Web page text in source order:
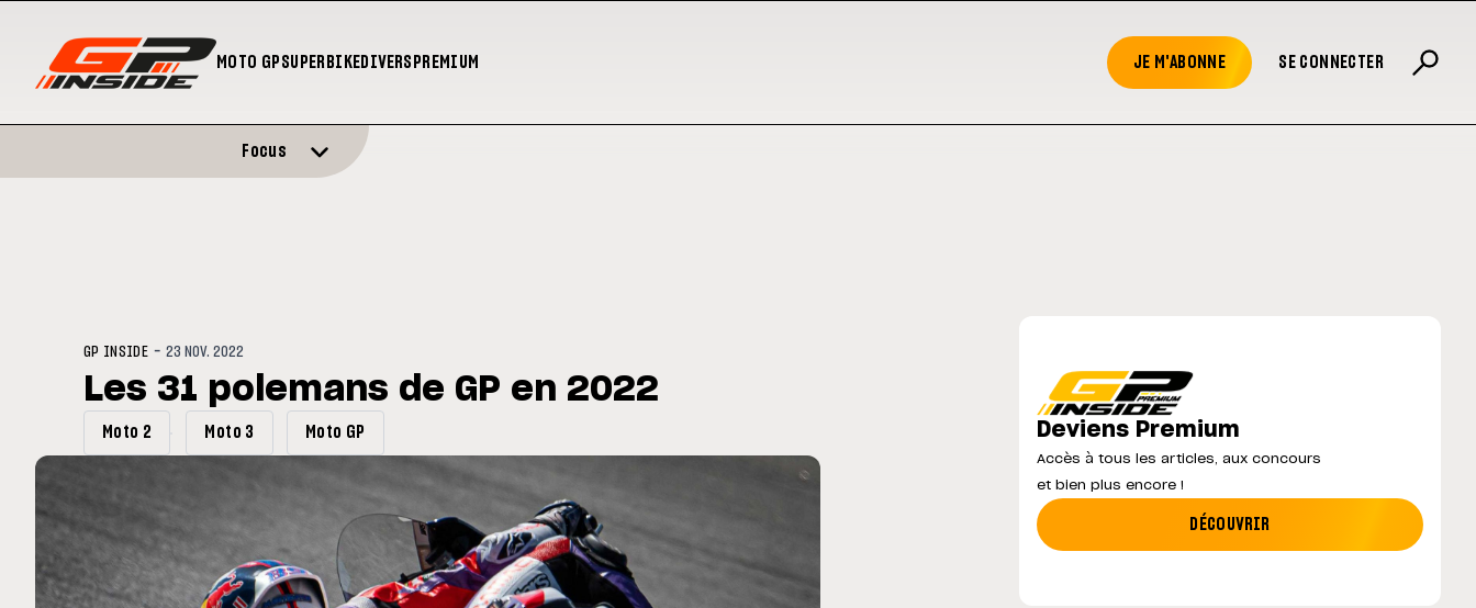
MOTO GPSUPERBIKEDIVERS PREMIUM JE M'ABONNE SE CONNECTER
club spécial dans
Silverstone : Horaires et Programme du GP de
Grande-Bretagne
Zarco évite l'opération et vise un retour en
MotoGP : les cinq constructeurs signent un
Focus
GP INSIDE -23 NOV. 2022
Les 31 polemans de GP en 2022
Moto 2 Moto 3 Moto GP Deviens Premium
Accès à tous les articles, aux concours
et bien plus encore !
DÉCOUVRIR